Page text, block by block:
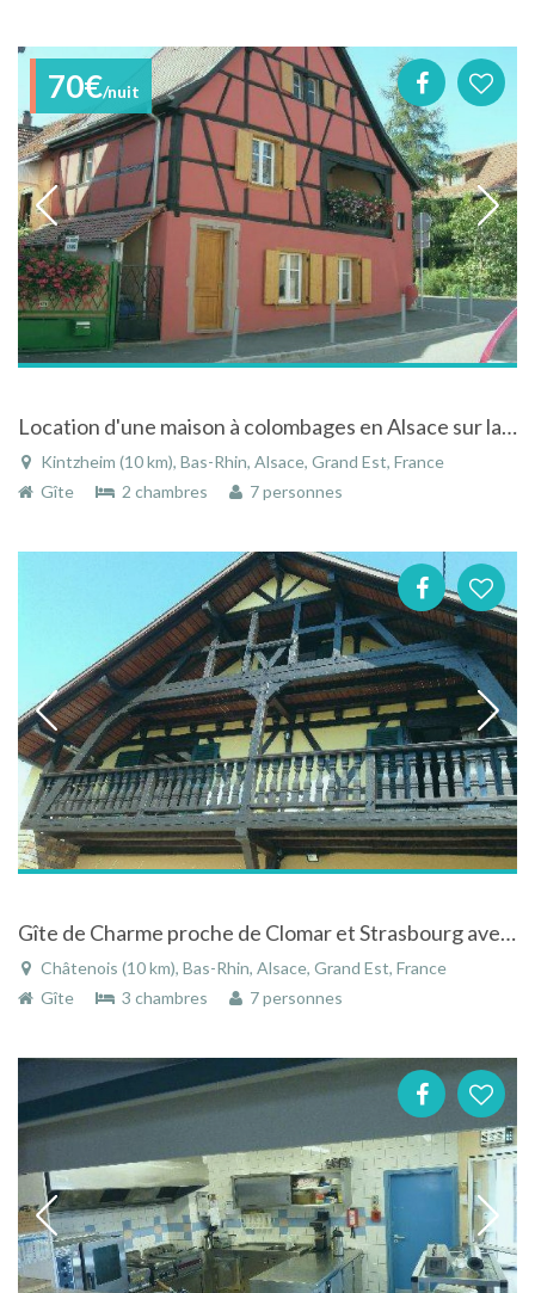
70€/nuit
Location d'une maison à colombages en Alsace sur la route des vins au coeur du vignoble
Kintzheim (10 km), Bas-Rhin, Alsace, Grand Est, France
Gîte
2 chambres 7 personnes
Gîte de Charme proche de Clomar et Strasbourg avec piscine
Châtenois (10 km), Bas-Rhin, Alsace, Grand Est, France
Gîte
3 chambres 7 personnes